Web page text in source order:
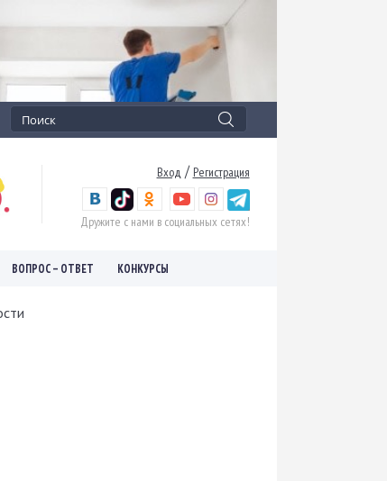
Вход / Регистрация
Дружите с нами в социальных сетях!
ВОПРОС – ОТВЕТ КОНКУРСЫ